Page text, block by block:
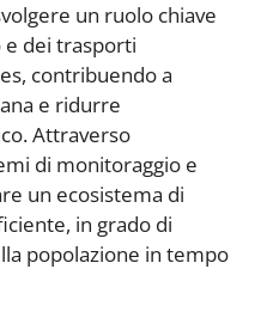
un ruolo chiave
dei trasporti
contribuendo a
e ridurre
Attraverso
di monitoraggio e
un ecosistema di
in grado di
popolazione in tempo